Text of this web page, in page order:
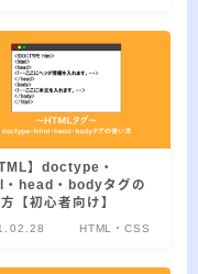
ーネット関連
】doctype・
・head・bodyタグの
【初心者向け】
HTML・CSS